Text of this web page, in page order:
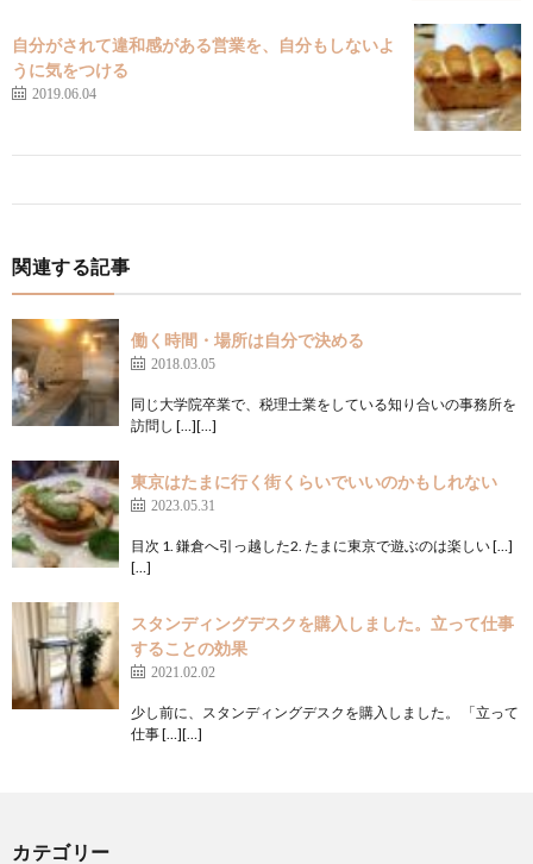
自分がされて違和感がある営業を、自分もしないよ
うに気をつける
2019.06.04
関連する記事
働く時間・場所は自分で決める
2018.03.05
同じ大学院卒業で、税理士業をしている知り合いの事務所を
訪問し […][…]
東京はたまに行く街くらいでいいのかもしれない
2023.05.31
目次 1. 鎌倉へ引っ越した2. たまに東京で遊ぶのは楽しい […]
[…]
スタンディングデスクを購入しました。立って仕事
することの効果
2021.02.02
少し前に、スタンディングデスクを購入しました。 「立って
仕事 […][…]
カテゴリー